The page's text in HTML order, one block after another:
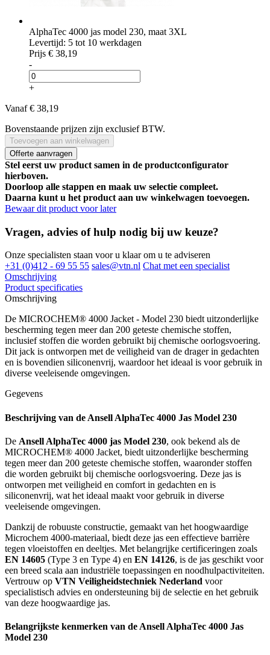
AlphaTec 4000 jas model 230, maat 3XL
Levertijd: 5 tot 10 werkdagen
Prijs € 38,19
-
+
Vanaf € 38,19
Bovenstaande prijzen zijn exclusief BTW.
Toevoegen aan winkelwagen
Offerte aanvragen
Stel eerst uw product samen in de productconfigurator
hierboven.
Doorloop alle stappen en maak uw selectie compleet.
Daarna kunt u het product aan uw winkelwagen toevoegen.
Bewaar dit product voor later
Vragen, advies of hulp nodig bij uw keuze?
Onze specialisten staan voor u klaar om u te adviseren
+31 (0)412 - 69 55 55 sales@vtn.nl Chat met een specialist
Omschrijving
Product specificaties
Omschrijving
De MICROCHEM® 4000 Jacket - Model 230 biedt uitzonderlijke
bescherming tegen meer dan 200 geteste chemische stoffen,
inclusief stoffen die worden gebruikt bij chemische oorlogsvoering.
Dit jack is ontworpen met de veiligheid van de drager in gedachten
en is bovendien siliconenvrij, waardoor het ideaal is voor gebruik in
diverse veeleisende omgevingen.
Gegevens
Beschrijving van de Ansell AlphaTec 4000 Jas Model 230
De Ansell AlphaTec 4000 jas Model 230, ook bekend als de
MICROCHEM® 4000 Jacket, biedt uitzonderlijke bescherming
tegen meer dan 200 geteste chemische stoffen, waaronder stoffen
die worden gebruikt bij chemische oorlogsvoering. Deze jas is
ontworpen met veiligheid en comfort in gedachten en is
siliconenvrij, wat het ideaal maakt voor gebruik in diverse
veeleisende omgevingen.
Dankzij de robuuste constructie, gemaakt van het hoogwaardige
Microchem 4000-materiaal, biedt deze jas een effectieve barrière
tegen vloeistoffen en deeltjes. Met belangrijke certificeringen zoals
EN 14605 (Type 3 en Type 4) en EN 14126, is de jas geschikt voor
een breed scala aan industriële toepassingen en noodhulpactiviteiten.
Vertrouw op VTN Veiligheidstechniek Nederland voor
specialistisch advies en ondersteuning bij de selectie en het gebruik
van deze hoogwaardige jas.
Belangrijkste kenmerken van de Ansell AlphaTec 4000 Jas
Model 230